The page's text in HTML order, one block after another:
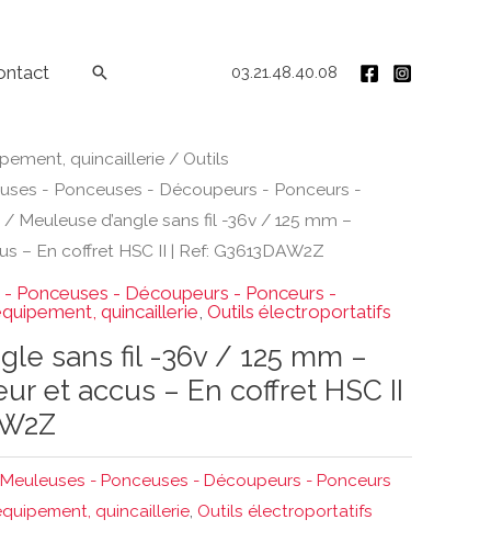
Rechercher 03.21.48.40.08
quincaillerie / Outils
- Ponceuses - Découpeurs - Ponceurs -
/ Meuleuse d’angle sans fil -36v / 125 mm –
– En coffret HSC II | Ref: G3613DAW2Z
Ponceuses - Découpeurs - Ponceurs -
quincaillerie Outils électroportatifs
sans fil -36v / 125 mm –
et accus – En coffret HSC II
Meuleuses - Ponceuses - Découpeurs - Ponceurs
quincaillerie, Outils électroportatifs